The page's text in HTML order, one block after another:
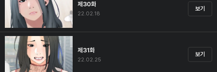
제30화
22.02.18
보기
제31화
22.02.25
보기